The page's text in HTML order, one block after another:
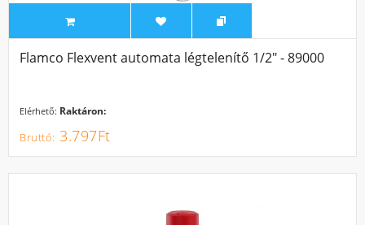
Flamco Flexvent automata légtelenítő 1/2" - 89000
Elérhető: Raktáron:
3.797Ft